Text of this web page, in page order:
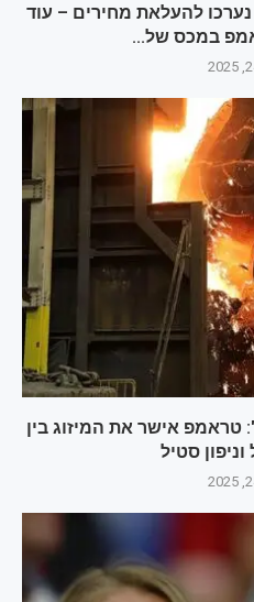
נערכו להעלאת מחירים – עוד
במכס של...
משרות": טראמפ אישר את המיזוג בין
סטיל